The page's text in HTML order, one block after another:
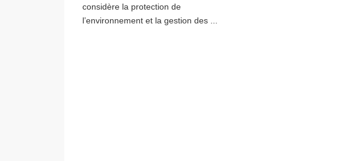
considère la protection de
l’environnement et la gestion des ...